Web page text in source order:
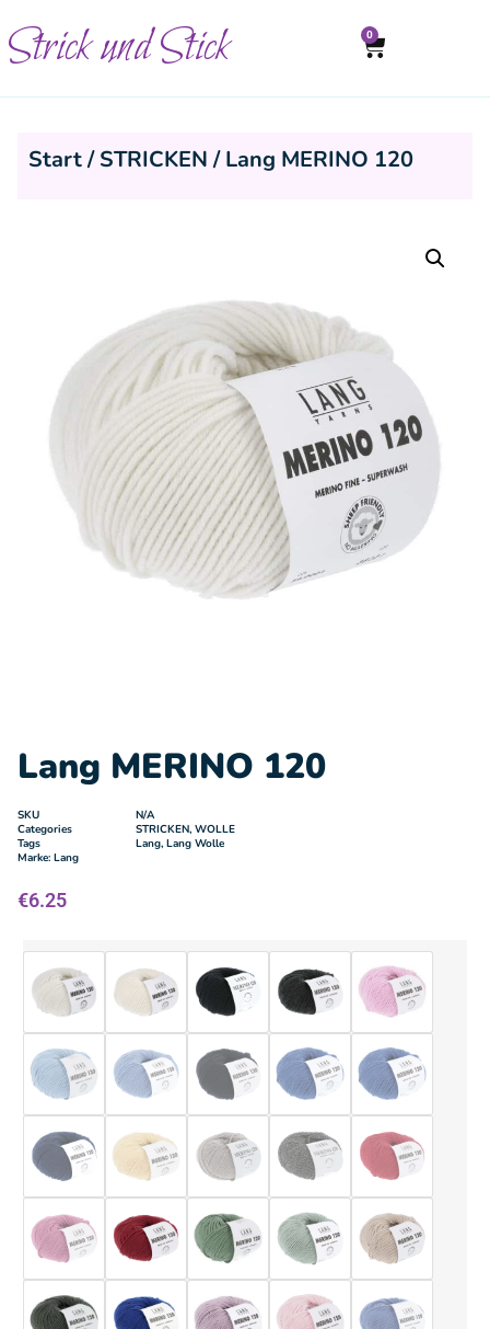
Strick und Stick 0
Start/STRICKEN/ Lang MERINO 120
Lang MERINO 120
SKU
N/A
Categories
STRICKEN, WOLLE
Tags
Lang, Lang Wolle
Marke: Lang
€6.25